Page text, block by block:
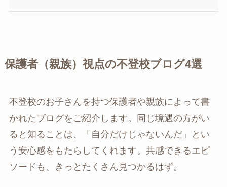
保護者（親族）視点の不登校ブログ4選
不登校のお子さんを持つ保護者や親族によって書
かれたブログをご紹介します。同じ境遇の方がい
ると知ることは、「自分だけじゃないんだ」とい
う安心感をもたらしてくれます。共感できるエピ
ソードも、きっとたくさん見つかるはず。